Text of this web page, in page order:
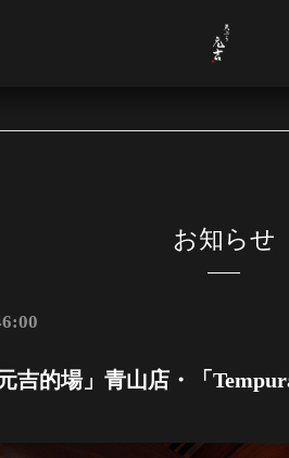
お知らせ
元吉的場」青山店・「